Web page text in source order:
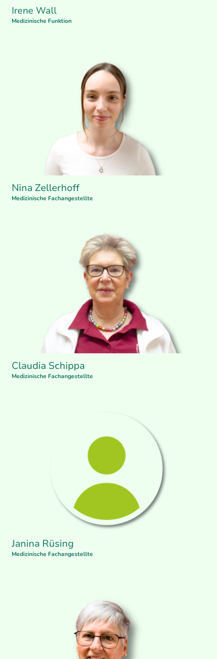
Irene Wall
Medizinische Funktion
Nina Zellerhoff
Medizinische Fachangestellte
Claudia Schippa
Medizinische Fachangestellte
Janina Rüsing
Medizinische Fachangestellte